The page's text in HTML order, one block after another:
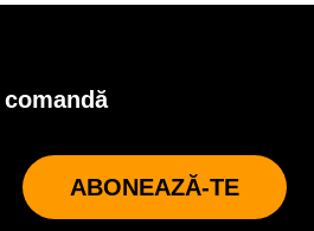
ABONEAZĂ-TE